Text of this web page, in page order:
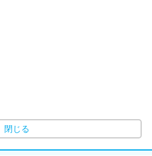
閉じる